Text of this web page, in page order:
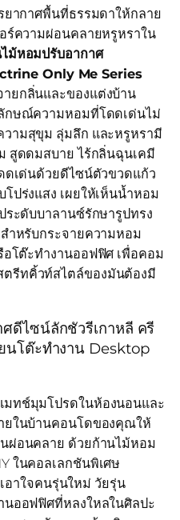
ยากาศพื้นที่ธรรมดาให้กลาย
ร์ความผ่อนคลายหรูหราใน
ม้หอมปรับอากาศ
Only Me Series
ยกลิ่นและของแต่งบ้าน
กษณ์ความหอมที่โดดเด่นไม่
ามสุขุม ลุ่มลึก และหรูหรามี
สูดดมสบาย ไร้กลิ่นฉุนเคมี
ดเด่นด้วยดีไซน์ตัวขวดแก้ว
ปร่งแสง เผยให้เห็นน้ำหอม
ระดับบาลานซ์รักษารูปทรง
ำหรับกระจายความหอม
โต๊ะทำงานออฟฟิศ เพื่อคอม
รีทคิ้วท์สไตล์ของมันต้องมี
ดีไซน์ลักชัวรีเกาหลี ครี
นโต๊ะทำงาน Desktop
ทช์มุมโปรดในห้องนอนและ
ยในบ้านคอนโดของคุณให้
ผ่อนคลาย ด้วยก้านไม้หอม
ในคอลเลกชันพิเศษ
อาใจคนรุ่นใหม่ วัยรุ่น
นออฟฟิศที่หลงใหลในศิลปะ